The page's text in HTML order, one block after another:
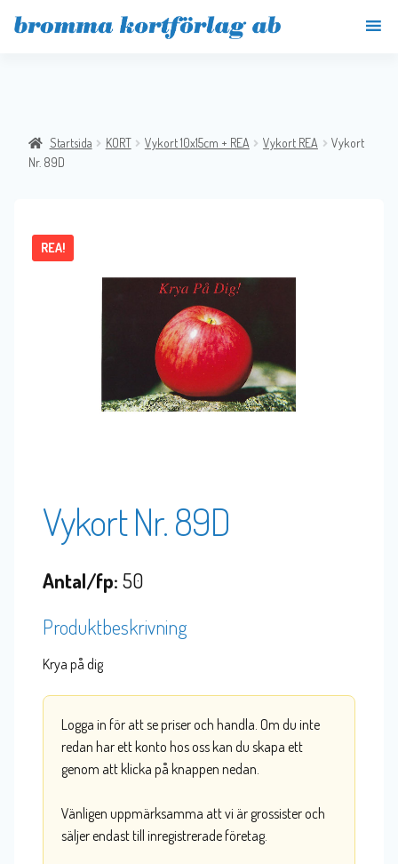
Startsida KORT Vykort 10x15cm + REA Vykort REA
Vykort
Nr. 89D
REA!
Vykort Nr. 89D
Antal/fp: 50
Produktbeskrivning
Krya på dig
Logga in för att se priser och handla. Om du inte
redan har ett konto hos oss kan du skapa ett
genom att klicka på knappen nedan.
Vänligen uppmärksamma att vi är grossister och
säljer endast till inregistrerade företag.